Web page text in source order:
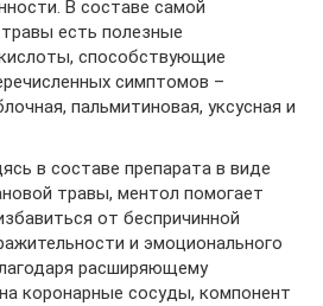
В составе самой
есть полезные
способствующие
симптомов –
пальмитиновая, уксусная и
в составе препарата в виде
травы, ментол помогает
от беспричинной
и эмоционального
расширяющему
коронарные сосуды, компонент